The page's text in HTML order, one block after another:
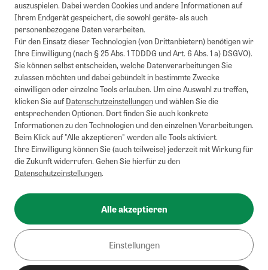
auszuspielen. Dabei werden Cookies und andere Informationen auf
Ihrem Endgerät gespeichert, die sowohl geräte- als auch
personenbezogene Daten verarbeiten.
Für den Einsatz dieser Technologien (von Drittanbietern) benötigen wir
Ihre Einwilligung (nach § 25 Abs. 1 TDDDG und Art. 6 Abs. 1 a) DSGVO).
Sie können selbst entscheiden, welche Datenverarbeitungen Sie
zulassen möchten und dabei gebündelt in bestimmte Zwecke
einwilligen oder einzelne Tools erlauben. Um eine Auswahl zu treffen,
klicken Sie aufDatenschutzeinstellungenund wählen Sie die
entsprechenden Optionen. Dort finden Sie auch konkrete
Informationen zu den Technologien und den einzelnen Verarbeitungen.
Beim Klick auf "Alle akzeptieren" werden alle Tools aktiviert.
Ihre Einwilligung können Sie (auch teilweise) jederzeit mit Wirkung für
die Zukunft widerrufen. Gehen Sie hierfür zu den
Datenschutzeinstellungen.
Alle akzeptieren
Einstellungen